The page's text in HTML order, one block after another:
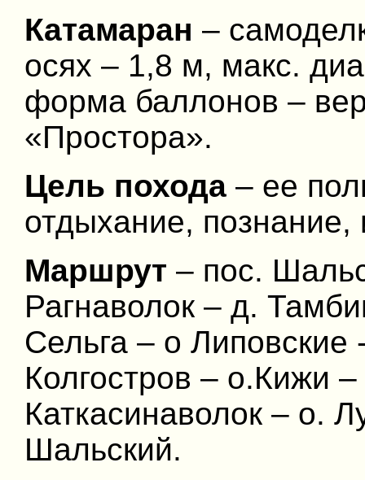
Катамаран –
осях – 1,8 м, макс.
форма баллонов –
«Простора».
Цель похода – ее
отдыхание, познание,
Маршрут – пос.
Рагнаволок – д.
Сельга – о Липовские
Колгостров – о.Кижи
Каткасинаволок – о.
Шальский.